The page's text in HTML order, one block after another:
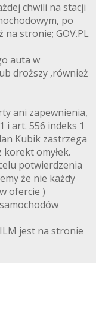
chwili na stacji
po
na stronie; GOV.PL
auta w
droższy ,również
ani zapewnienia,
i art. 556 indeks 1
Kubik zastrzega
omyłek.
potwierdzenia
że nie każdy
ofercie )
jest na stronie